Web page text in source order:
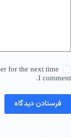
for the next time
I comment.
فرستادن دیدگاه